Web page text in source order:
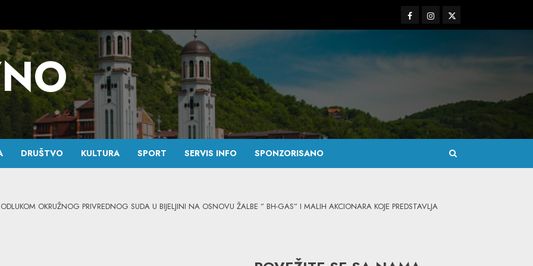
FacebookInstagram
Twitter
DRUŠTVO KULTURA SPORT SERVIS INFO SPONZORISANO
OKRUŽNOG PRIVREDNOG SUDA U BIJELJINI NA OSNOVU ŽALBE ” BH-GAS” I MALIH AKCIONARA KOJE PREDSTAVLJA